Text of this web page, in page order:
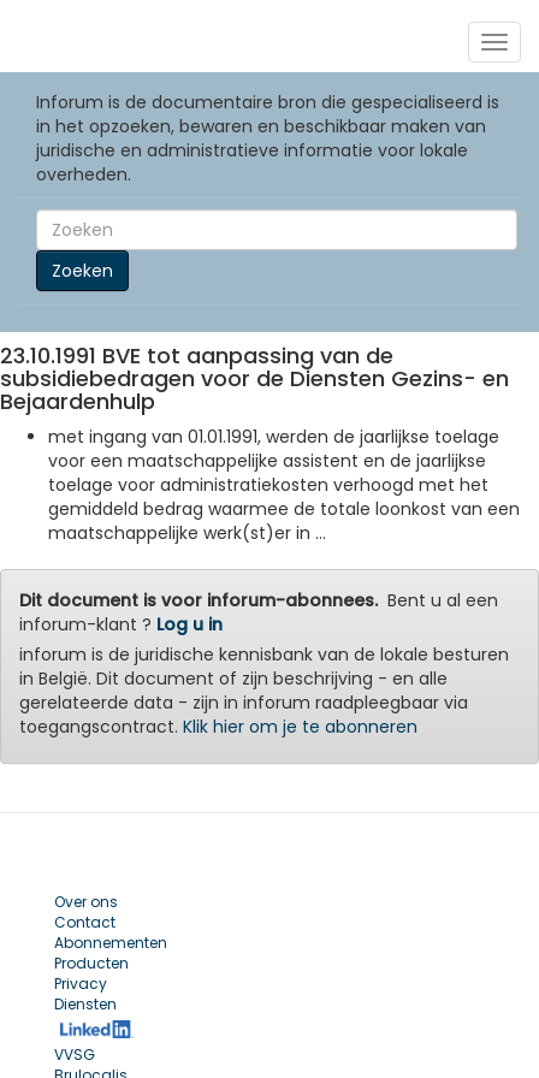
Inforum is de documentaire bron die gespecialiseerd is
in het opzoeken, bewaren en beschikbaar maken van
juridische en administratieve informatie voor lokale
overheden.
Zoeken
23.10.1991 BVE tot aanpassing van de
subsidiebedragen voor de Diensten Gezins- en
Bejaardenhulp
met ingang van 01.01.1991, werden de jaarlijkse toelage
voor een maatschappelijke assistent en de jaarlijkse
toelage voor administratiekosten verhoogd met het
gemiddeld bedrag waarmee de totale loonkost van een
maatschappelijke werk(st)er in ...
Dit document is voor inforum-abonnees.Bent u al een
inforum-klant ? Log u in
inforum is de juridische kennisbank van de lokale besturen
in België. Dit document of zijn beschrijving - en alle
gerelateerde data - zijn in inforum raadpleegbaar via
toegangscontract. Klik hier om je te abonneren
Over ons
Contact
Abonnementen
Producten
Privacy
Diensten
VVSG